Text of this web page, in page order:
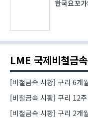
한국요꼬
LME 국제비철금
[비철금속 시황] 구리 6개
[비철금속 시황] 구리 12